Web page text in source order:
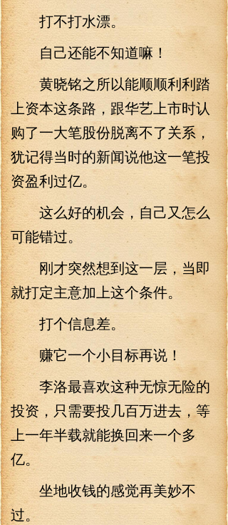
打不打水漂。
自己还能不知道嘛！
黄晓铭之所以能顺顺利利踏
上资本这条路，跟华艺上市时认
购了一大笔股份脱离不了关系，
犹记得当时的新闻说他这一笔投
资盈利过亿。
这么好的机会，自己又怎么
可能错过。
刚才突然想到这一层，当即
就打定主意加上这个条件。
打个信息差。
赚它一个小目标再说！
李洛最喜欢这种无惊无险的
投资，只需要投几百万进去，等
上一年半载就能换回来一个多
亿。
坐地收钱的感觉再美妙不
过。